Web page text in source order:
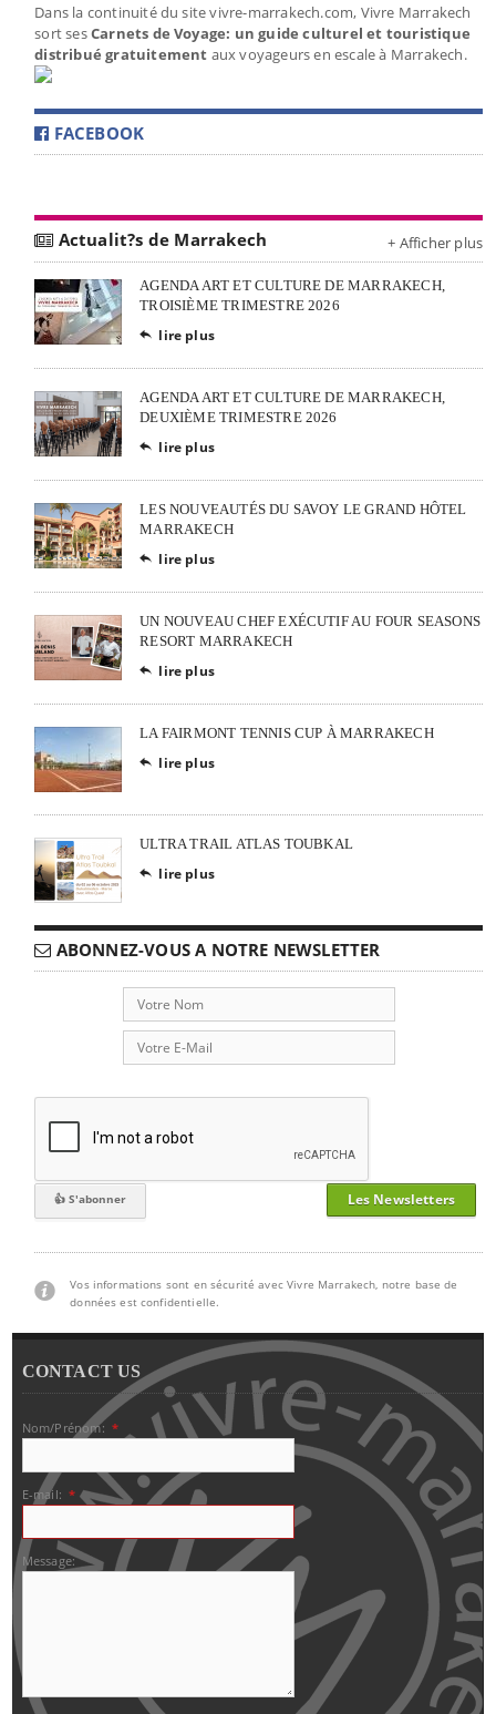
Dans la continuité du site vivre-marrakech.com, Vivre Marrakech
sort sesCarnets de Voyage: un guide culturel et touristique
distribué gratuitement aux voyageurs en escale à Marrakech.
FACEBOOK
Actualit?s de Marrakech + Afficher plus
AGENDA ART ET CULTURE DE MARRAKECH,
TROISIÈME TRIMESTRE 2026
 lire plus
AGENDA ART ET CULTURE DE MARRAKECH,
DEUXIÈME TRIMESTRE 2026
 lire plus
LES NOUVEAUTÉS DU SAVOY LE GRAND HÔTEL
MARRAKECH
 lire plus
UN NOUVEAU CHEF EXÉCUTIF AU FOUR SEASONS
RESORT MARRAKECH
 lire plus
LA FAIRMONT TENNIS CUP À MARRAKECH
 lire plus
ULTRA TRAIL ATLAS TOUBKAL
 lire plus
ABONNEZ-VOUS A NOTRE NEWSLETTER
Les Newsletters
Vos informations sont en sécurité avec Vivre Marrakech, notre base de
données est confidentielle.
CONTACT US
Nom/Prénom: *
E-mail: *
Message: